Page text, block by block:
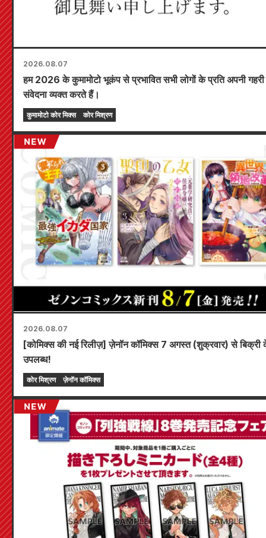
2026.08.07
हम 2026 के कुमामोटो भूकंप से प्रभावित सभी लोगों के प्रति अपनी गहरी
संवेदना व्यक्त करते हैं।
कुमामोटो कोर मिक्स कोर मिश्रण
2026.08.07
[कोमिक्स की नई रिलीज़] ज़ेनॉन कॉमिक्स 7 अगस्त (शुक्रवार) से बिक्री
उपलब्ध!
कोर मिश्रण ज़ेनॉन कॉमिक्स